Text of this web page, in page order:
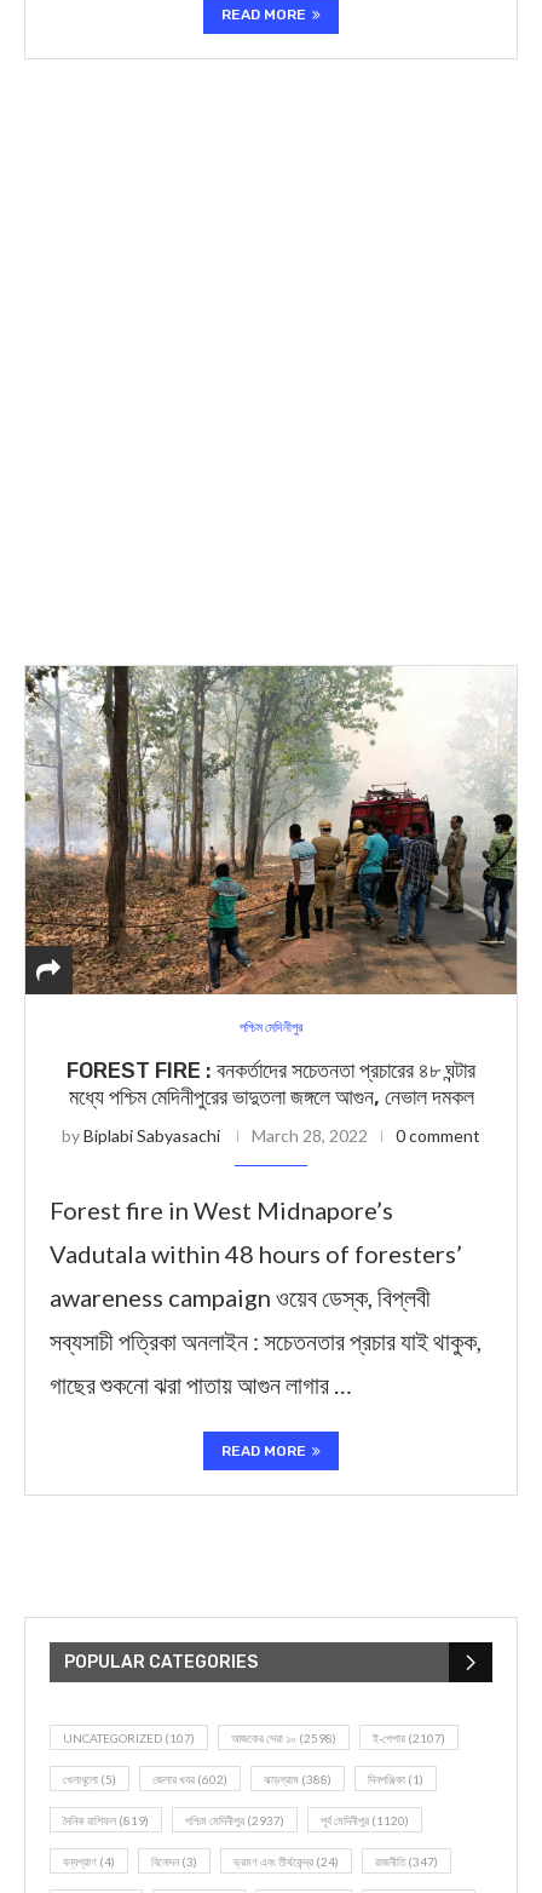
READ MORE
পশ্চিম মেদিনীপুর
FOREST FIRE : বনকর্তাদের সচেতনতা প্রচারের ৪৮ ঘন্টার
মধ্যে পশ্চিম মেদিনীপুরের ভাদুতলা জঙ্গলে আগুন, নেভাল দমকল
byBiplabi Sabyasachi March 28, 2022 0 comment
Forest fire in West Midnapore’s
Vadutala within 48 hours of foresters’
awareness campaign ওয়েব ডেস্ক, বিপ্লবী
সব্যসাচী পত্রিকা অনলাইন : সচেতনতার প্রচার যাই থাকুক,
গাছের শুকনো ঝরা পাতায় আগুন লাগার …
READ MORE
POPULAR CATEGORIES
UNCATEGORIZED (107) আজকের সেরা ১০ (2598) ই-পেপার (2107)
খেলাধূলো (5) জেলার খবর (602) ঝাড়গ্রাম (388) দিনপঞ্জিকা (1)
দৈনিক রাশিফল (819) পশ্চিম মেদিনীপুর (2937) পূর্ব মেদিনীপুর (1120)
বন্যপ্রাণ (4) বিনোদন(3) ভ্রমণ এবং তীর্থকেন্দ্র (24) রাজনীতি(347)